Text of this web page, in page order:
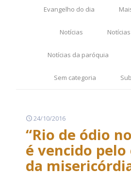
Evangelho do dia
Notícias
Notícias da paróquia
Sem categoria
24/10/2016
“Rio de ódio
é vencido pelo
da